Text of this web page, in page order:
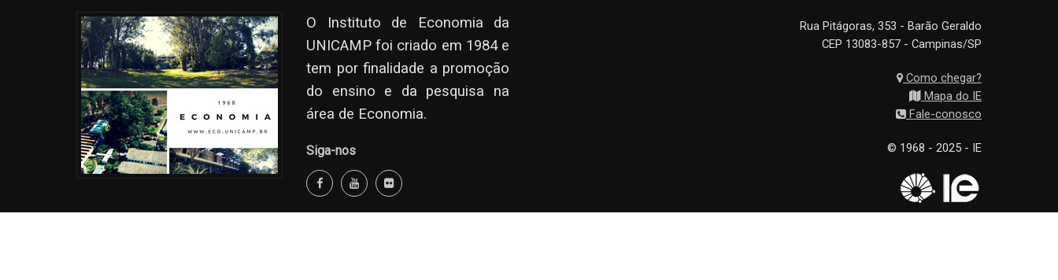
O Instituto de Economia da
UNICAMP foi criado em 1984 e
tem por finalidade a promoção
do ensino e da pesquisa na
área de Economia.
Siga-nos
Rua Pitágoras, 353 - Barão Geraldo
CEP 13083-857 - Campinas/SP
Como chegar?
Mapa do IE
Fale-conosco
© 1968 - 2025 - IE